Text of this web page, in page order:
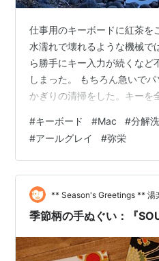
仕事用のキーボードに紅茶を
水濡れで壊れるような機械で
ら勝手にキー入力が続くなど
しまった。 もちろん急いで
かぎりの清掃をした。キーを
が、やはり動作がおかしい。
る。 もう廃盤の機種なのでと
無く、ほぼ同じ使い勝手のも
ら、今のこのキーボードを使
ようなものではないので、再
タまでしっかりと洗うこと
#キーボード #Mac #分解
#アールグレイ #弥栄
** Season's Greetings ** 湯
季節柄の手ぬぐい：『